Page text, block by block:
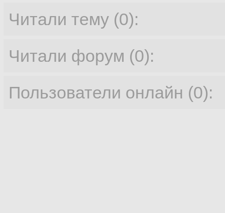
Читали тему (0):
Читали форум (0):
Пользователи онлайн (0):